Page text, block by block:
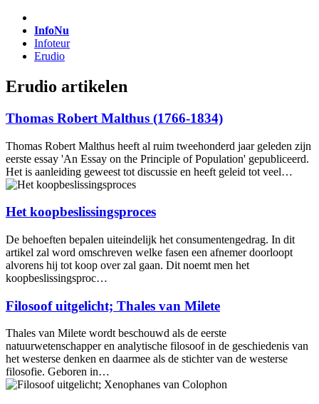
InfoNu
Infoteur
Erudio
Erudio artikelen
Thomas Robert Malthus (1766-1834)
Thomas Robert Malthus heeft al ruim tweehonderd jaar geleden zijn
eerste essay 'An Essay on the Principle of Population' gepubliceerd.
Het is aanleiding geweest tot discussie en heeft geleid tot veel…
Het koopbeslissingsproces
De behoeften bepalen uiteindelijk het consumentengedrag. In dit
artikel zal word omschreven welke fasen een afnemer doorloopt
alvorens hij tot koop over zal gaan. Dit noemt men het
koopbeslissingsproc…
Filosoof uitgelicht; Thales van Milete
Thales van Milete wordt beschouwd als de eerste
natuurwetenschapper en analytische filosoof in de geschiedenis van
het westerse denken en daarmee als de stichter van de westerse
filosofie. Geboren in…